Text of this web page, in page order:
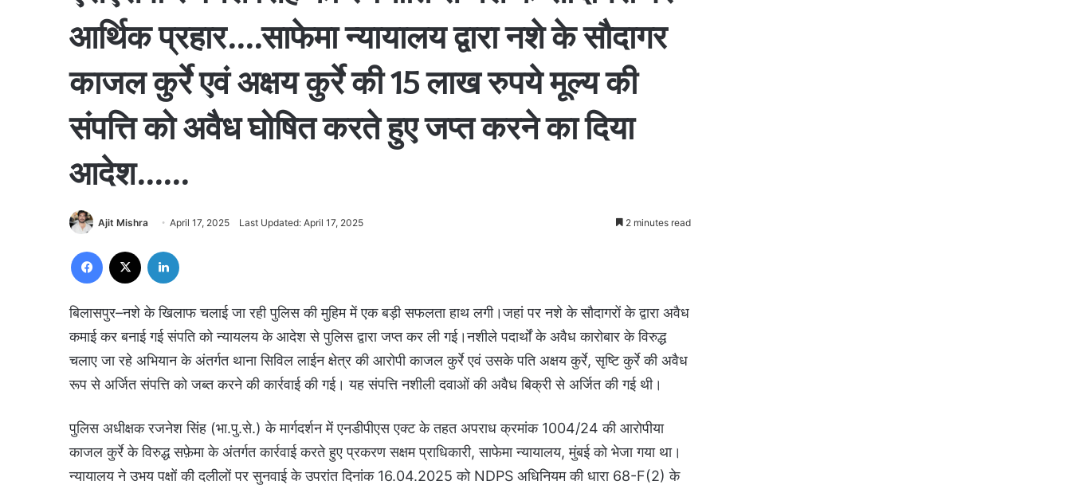
आर्थिक प्रहार….साफेमा न्यायालय द्वारा नशे के सौदागर
काजल कुर्रे एवं अक्षय कुर्रे की 15 लाख रुपये मूल्य की
संपत्ति को अवैध घोषित करते हुए जप्त करने का दिया
आदेश……
Ajit Mishra April 17, 2025 Last Updated: April 17, 2025 2 minutes read
Facebook
बिलासपुर–नशे के खिलाफ चलाई जा रही पुलिस की मुहिम में एक बड़ी सफलता हाथ लगी।जहां पर नशे के सौदागरों के द्वारा अवैध
कमाई कर बनाई गई संपति को न्यायलय के आदेश से पुलिस द्वारा जप्त कर ली गई।नशीले पदार्थों के अवैध कारोबार के विरुद्ध
चलाए जा रहे अभियान के अंतर्गत थाना सिविल लाईन क्षेत्र की आरोपी काजल कुर्रे एवं उसके पति अक्षय कुर्रे, सृष्टि कुर्रे की अवैध
रूप से अर्जित संपत्ति को जब्त करने की कार्रवाई की गई। यह संपत्ति नशीली दवाओं की अवैध बिक्री से अर्जित की गई थी।
पुलिस अधीक्षक रजनेश सिंह (भा.पु.से.) के मार्गदर्शन में एनडीपीएस एक्ट के तहत अपराध क्रमांक 1004/24 की आरोपीया
काजल कुर्रे के विरुद्ध सफ़ेमा के अंतर्गत कार्रवाई करते हुए प्रकरण सक्षम प्राधिकारी, साफेमा न्यायालय, मुंबई को भेजा गया था।
न्यायालय ने उभय पक्षों की दलीलों पर सुनवाई के उपरांत दिनांक 16.04.2025 को NDPS अधिनियम की धारा 68-F(2) के